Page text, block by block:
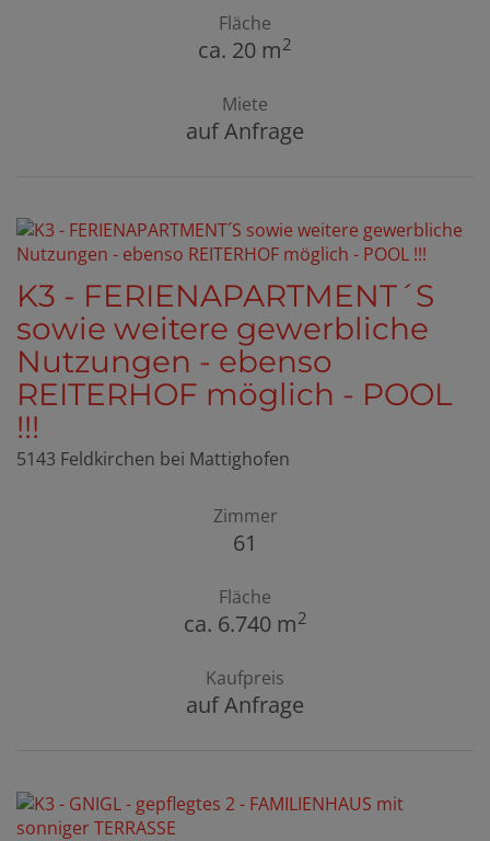
Fläche
ca. 20 m2
Miete
auf Anfrage
K3 - FERIENAPARTMENT´S
sowie weitere gewerbliche
Nutzungen - ebenso
REITERHOF möglich - POOL
!!!
5143 Feldkirchen bei Mattighofen
Zimmer
61
Fläche
ca. 6.740 m2
Kaufpreis
auf Anfrage